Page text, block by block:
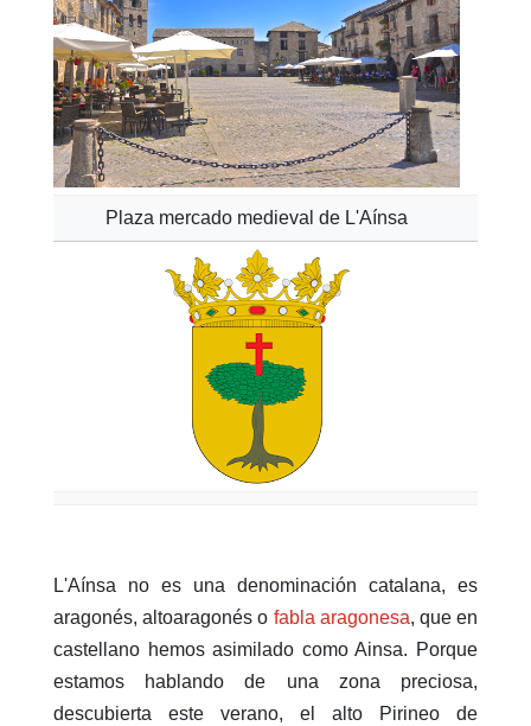
Plaza mercado medieval de L'Aínsa
L'Aínsa no es una denominación catalana, es
aragonés, altoaragonés o fabla aragonesa, que en
castellano hemos asimilado como Ainsa. Porque
estamos hablando de una zona preciosa,
descubierta este verano, el alto Pirineo de